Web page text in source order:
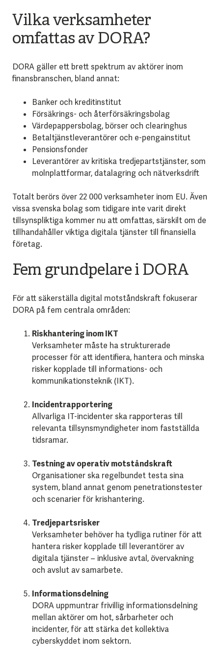
Vilka verksamheter
omfattas av DORA?
DORA gäller ett brett spektrum av aktörer inom
finansbranschen, bland annat:
Banker och kreditinstitut
Försäkrings- och återförsäkringsbolag
Värdepappersbolag, börser och clearinghus
Betaltjänstleverantörer och e-pengainstitut
Pensionsfonder
Leverantörer av kritiska tredjepartstjänster, som
molnplattformar, datalagring och nätverksdrift
Totalt berörs över 22 000 verksamheter inom EU. Även
vissa svenska bolag som tidigare inte varit direkt
tillsynspliktiga kommer nu att omfattas, särskilt om de
tillhandahåller viktiga digitala tjänster till finansiella
företag.
Fem grundpelare i DORA
För att säkerställa digital motståndskraft fokuserar
DORA på fem centrala områden:
Riskhantering inom IKT
Verksamheter måste ha strukturerade
processer för att identifiera, hantera och minska
risker kopplade till informations- och
kommunikationsteknik (IKT).
Incidentrapportering
Allvarliga IT-incidenter ska rapporteras till
relevanta tillsynsmyndigheter inom fastställda
tidsramar.
Testning av operativ motståndskraft
Organisationer ska regelbundet testa sina
system, bland annat genom penetrationstester
och scenarier för krishantering.
Tredjepartsrisker
Verksamheter behöver ha tydliga rutiner för att
hantera risker kopplade till leverantörer av
digitala tjänster – inklusive avtal, övervakning
och avslut av samarbete.
Informationsdelning
DORA uppmuntrar frivillig informationsdelning
mellan aktörer om hot, sårbarheter och
incidenter, för att stärka det kollektiva
cyberskyddet inom sektorn.